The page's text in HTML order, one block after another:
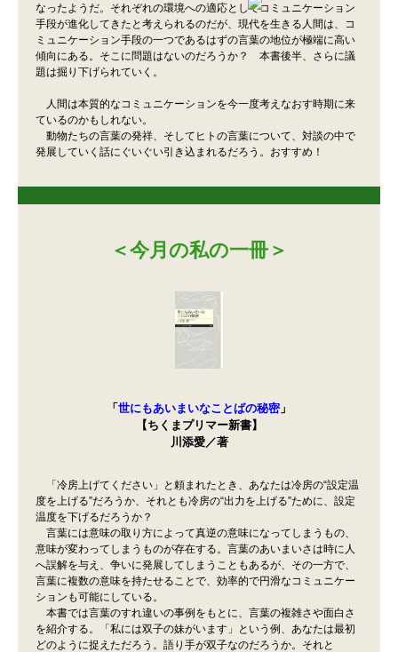
なったようだ。それぞれの環境への適応としてコミュニケーション
手段が進化してきたと考えられるのだが、現代を生きる人間は、コ
ミュニケーション手段の一つであるはずの言葉の地位が極端に高い
傾向にある。そこに問題はないのだろうか？ 本書後半、さらに議
題は掘り下げられていく。
人間は本質的なコミュニケーションを今一度考えなおす時期に来
ているのかもしれない。
動物たちの言葉の発祥、そしてヒトの言葉について、対談の中で
発展していく話にぐいぐい引き込まれるだろう。おすすめ！
＜今月の私の一冊＞
「世にもあいまいなことばの秘密」
【ちくまプリマー新書】
川添愛／著
「冷房上げてください」と頼まれたとき、あなたは冷房の“設定温
度を上げる”だろうか、それとも冷房の“出力を上げる”ために、設定
温度を下げるだろうか？
言葉には意味の取り方によって真逆の意味になってしまうもの、
意味が変わってしまうものが存在する。言葉のあいまいさは時に人
へ誤解を与え、争いに発展してしまうこともあるが、その一方で、
言葉に複数の意味を持たせることで、効率的で円滑なコミュニケー
ションも可能にしている。
本書では言葉のすれ違いの事例をもとに、言葉の複雑さや面白さ
を紹介する。「私には双子の妹がいます」という例、あなたは最初
どのように捉えただろう。語り手が双子なのだろうか。それと